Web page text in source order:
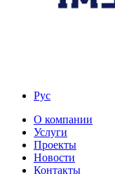
Рус
О компании
Услуги
Проекты
Новости
Контакты